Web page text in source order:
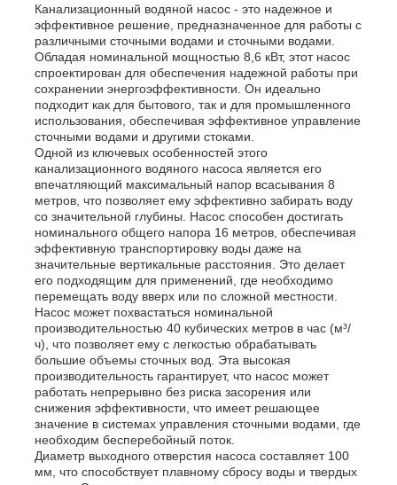
Главная страница
Продукция
Ролики
О Компании
Наша фабрика
Канализационный водяной насос - это надежное и
эффективное решение, предназначенное для работы с
различными сточными водами и сточными водами.
Обладая номинальной мощностью 8,6 кВт, этот насос
спроектирован для обеспечения надежной работы при
сохранении энергоэффективности. Он идеально
подходит как для бытового, так и для промышленного
использования, обеспечивая эффективное управление
сточными водами и другими стоками.
Одной из ключевых особенностей этого
канализационного водяного насоса является его
впечатляющий максимальный напор всасывания 8
метров, что позволяет ему эффективно забирать воду
со значительной глубины. Насос способен достигать
номинального общего напора 16 метров, обеспечивая
эффективную транспортировку воды даже на
значительные вертикальные расстояния. Это делает
его подходящим для применений, где необходимо
перемещать воду вверх или по сложной местности.
Насос может похвастаться номинальной
производительностью 40 кубических метров в час (м³/
ч), что позволяет ему с легкостью обрабатывать
большие объемы сточных вод. Эта высокая
производительность гарантирует, что насос может
работать непрерывно без риска засорения или
снижения эффективности, что имеет решающее
значение в системах управления сточными водами, где
необходим бесперебойный поток.
Диаметр выходного отверстия насоса составляет 100
мм, что способствует плавному сбросу воды и твердых